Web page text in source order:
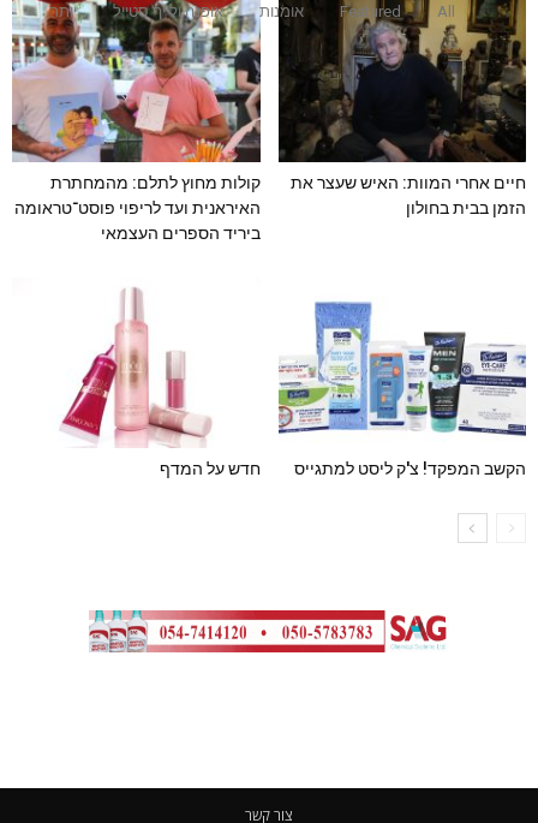
All
Featured אומנות אופנה ולייף סטייל יותר
חיים אחרי המוות: האיש שעצר את
הזמן בבית בחולון
קולות מחוץ לתלם: מהמחתרת
האיראנית ועד לריפוי פוסט־טראומה
ביריד הספרים העצמאי
הקשב המפקד! צ'ק ליסט למתגייס חדש על המדף
צור קשר